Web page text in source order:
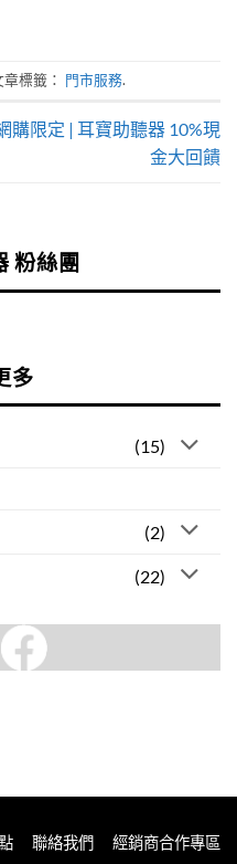
粉絲團
多
(15)
(2)
(22)
章標籤： 門市服務.
購限定 | 耳寶助聽器 10%現
金大回饋
聯絡我們 經銷商合作專區